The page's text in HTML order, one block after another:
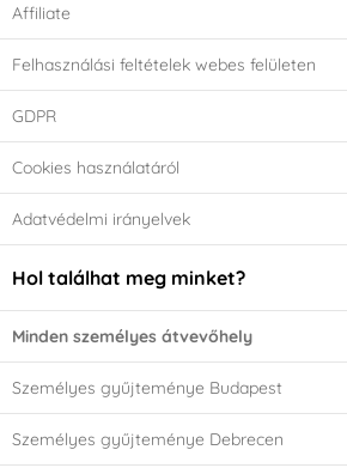
Affiliate
Felhasználási feltételek webes felületen
GDPR
Cookies használatáról
Adatvédelmi irányelvek
Hol találhat meg minket?
Minden személyes átvevőhely
Személyes gyűjteménye Budapest
Személyes gyűjteménye Debrecen